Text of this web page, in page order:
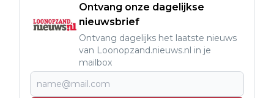
Ontvang onze dagelijkse
nieuwsbrief
Ontvang dagelijks het laatste nieuws
van Loonopzand.nieuws.nl in je
mailbox